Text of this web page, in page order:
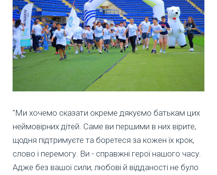
"Ми хочемо сказати окреме дякуємо батькам цих
неймовірних дітей. Саме ви першими в них вірите,
щодня підтримуєте та боретеся за кожен їх крок,
слово і перемогу. Ви - справжні герої нашого часу.
Адже без вашої сили, любові й відданості не було